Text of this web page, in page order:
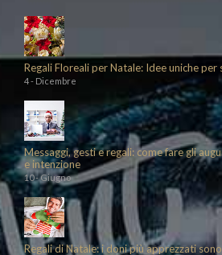
Regali Floreali per Natale: Idee uniche
4 - Dicembre
Messaggi, gesti e regali: come fare gli
e intenzione
10 - Giugno
Regali di Natale: i doni più apprezzati